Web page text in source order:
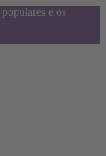
e os